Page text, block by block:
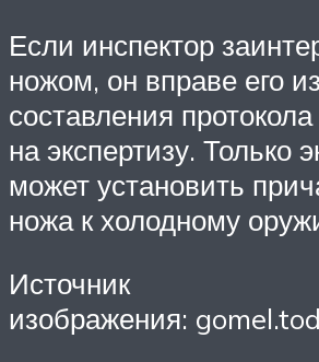
Если инспектор
ножом, он вправе его
составления
на экспертизу. Только
может установить
ножа к холодному
Источник
изображения: